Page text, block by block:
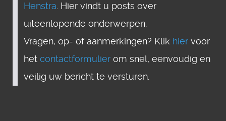
Henstra . Hier vindt u posts over
uiteenlopende onderwerpen.
Vragen, op- of aanmerkingen? Klik hier voor
het contactformulier om snel, eenvoudig en
veilig uw bericht te versturen.